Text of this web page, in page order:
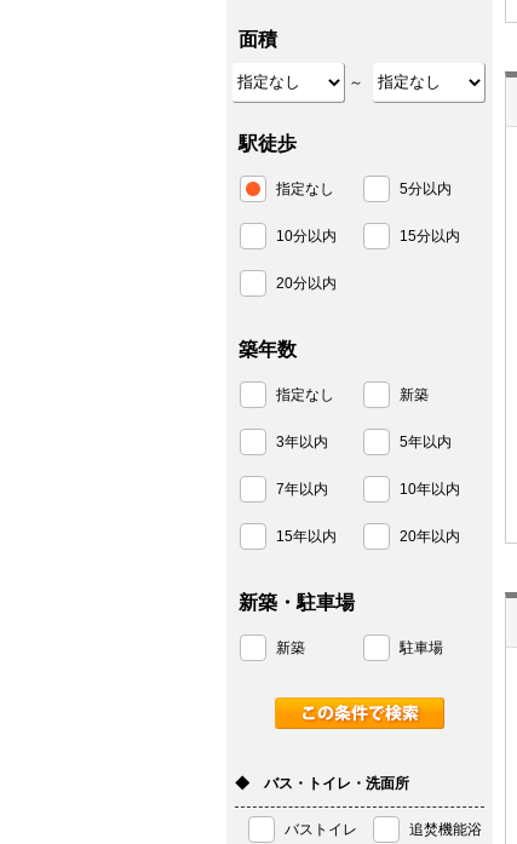
面積
～
駅徒歩
指定なし 5分以内
10分以内 15分以内
20分以内
築年数
指定なし 新築
3年以内 5年以内
7年以内 10年以内
15年以内 20年以内
新築・駐車場
新築 駐車場
◆ バス・トイレ・洗面所
バストイレ
追焚機能浴